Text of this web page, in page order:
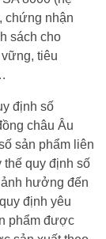
chứng nhận
sách cho
tiêu
định số
châu Âu
sản phẩm liên
thế quy định số
hưởng đến
định yêu
phẩm được